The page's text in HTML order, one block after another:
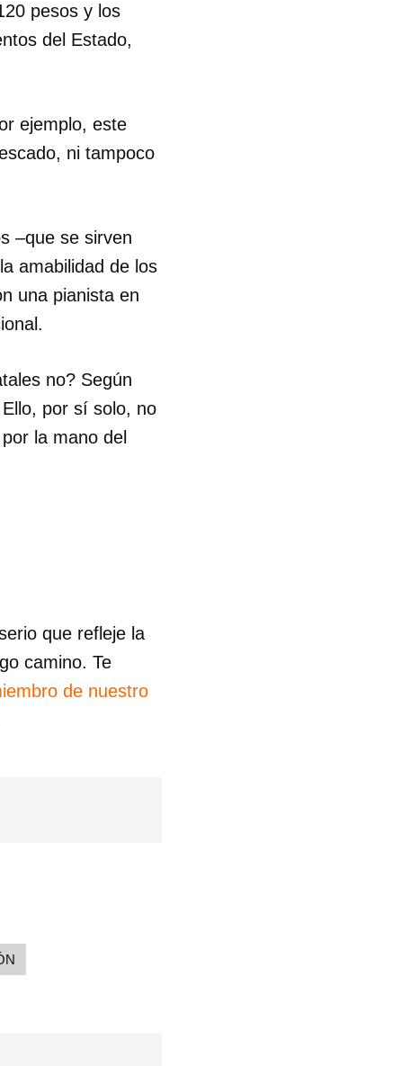
pesos y los
del Estado,
ejemplo, este
ni tampoco
–que se sirven
amabilidad de los
una pianista en
no? Según
por sí solo, no
la mano del
que refleje la
camino. Te
de nuestro